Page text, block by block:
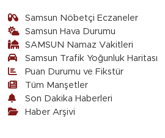
Samsun Nöbetçi Eczaneler
Samsun Hava Durumu
SAMSUN Namaz Vakitleri
Samsun Trafik Yoğunluk Haritası
Puan Durumu ve Fikstür
Tüm Manşetler
Son Dakika Haberleri
Haber Arşivi